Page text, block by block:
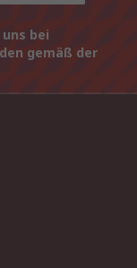
bei
gemäß der